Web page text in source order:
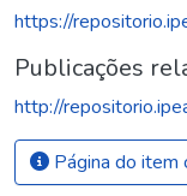
https://
Publicações
http://
Página do item